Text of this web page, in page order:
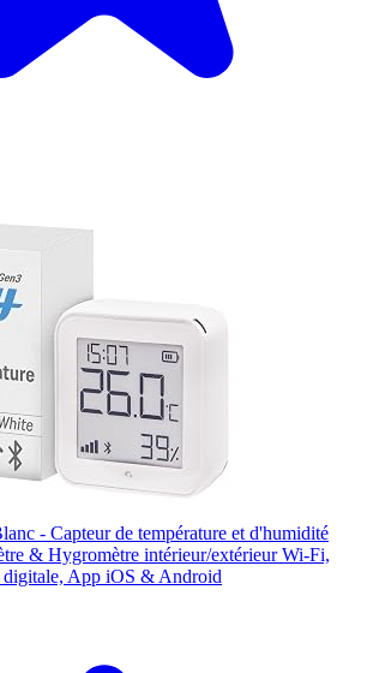
- Capteur de température et d'humidité
& Hygromètre intérieur/extérieur Wi-Fi,
App iOS & Android